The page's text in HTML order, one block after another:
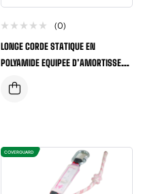
(0)
LONGE CORDE STATIQUE EN
POLYAMIDE EQUIPEE D’AMORTISSEUR
STANDARD CERTIFIEE EN355
COVERGUARD